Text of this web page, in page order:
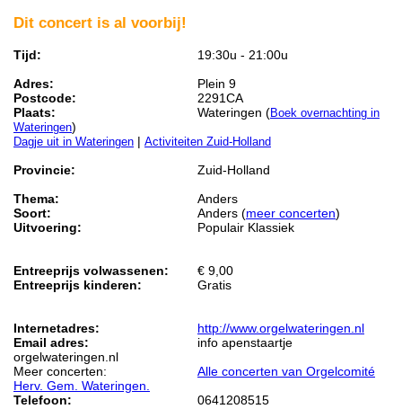
Dit concert is al voorbij!
Tijd:
19:30u - 21:00u
Adres:
Plein 9
Postcode:
2291CA
Plaats:
Wateringen (Boek overnachting in
Wateringen)
Dagje uit in Wateringen | Activiteiten Zuid-Holland
Provincie:
Zuid-Holland
Thema:
Anders
Soort:
Anders (meer concerten)
Uitvoering:
Populair Klassiek
Entreeprijs volwassenen:
€ 9,00
Entreeprijs kinderen:
Gratis
Internetadres:
http://www.orgelwateringen.nl
Email adres:
info apenstaartje
orgelwateringen.nl
Meer concerten:
Alle concerten van Orgelcomité
Herv. Gem. Wateringen.
Telefoon:
0641208515